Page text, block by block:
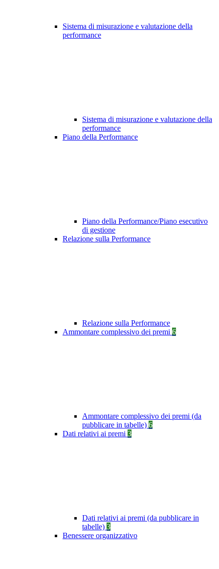
Sistema di misurazione e valutazione della
performance
Sistema di misurazione e valutazione della
performance
Piano della Performance
Piano della Performance/Piano esecutivo
di gestione
Relazione sulla Performance
Relazione sulla Performance
Ammontare complessivo dei premi 6
Ammontare complessivo dei premi (da
pubblicare in tabelle) 6
Dati relativi ai premi 3
Dati relativi ai premi (da pubblicare in
tabelle) 3
Benessere organizzativo